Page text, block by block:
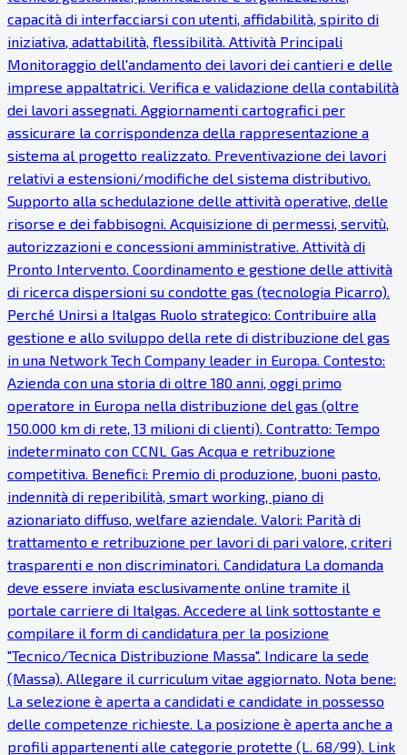
capacità di interfacciarsi con utenti, affidabilità, spirito di
iniziativa, adattabilità, flessibilità. Attività Principali
Monitoraggio dell'andamento dei lavori dei cantieri e delle
imprese appaltatrici. Verifica e validazione della contabilità
dei lavori assegnati. Aggiornamenti cartografici per
assicurare la corrispondenza della rappresentazione a
sistema al progetto realizzato. Preventivazione dei lavori
relativi a estensioni/modifiche del sistema distributivo.
Supporto alla schedulazione delle attività operative, delle
risorse e dei fabbisogni. Acquisizione di permessi, servitù,
autorizzazioni e concessioni amministrative. Attività di
Pronto Intervento. Coordinamento e gestione delle attività
di ricerca dispersioni su condotte gas (tecnologia Picarro).
Perché Unirsi a Italgas Ruolo strategico: Contribuire alla
gestione e allo sviluppo della rete di distribuzione del gas
in una Network Tech Company leader in Europa. Contesto:
Azienda con una storia di oltre 180 anni, oggi primo
operatore in Europa nella distribuzione del gas (oltre
150.000 km di rete, 13 milioni di clienti). Contratto: Tempo
indeterminato con CCNL Gas Acqua e retribuzione
competitiva. Benefici: Premio di produzione, buoni pasto,
indennità di reperibilità, smart working, piano di
azionariato diffuso, welfare aziendale. Valori: Parità di
trattamento e retribuzione per lavori di pari valore, criteri
trasparenti e non discriminatori. Candidatura La domanda
deve essere inviata esclusivamente online tramite il
portale carriere di Italgas. Accedere al link sottostante e
compilare il form di candidatura per la posizione
"Tecnico/Tecnica Distribuzione Massa". Indicare la sede
(Massa). Allegare il curriculum vitae aggiornato. Nota bene:
La selezione è aperta a candidati e candidate in possesso
delle competenze richieste. La posizione è aperta anche a
profili appartenenti alle categorie protette (L. 68/99). Link